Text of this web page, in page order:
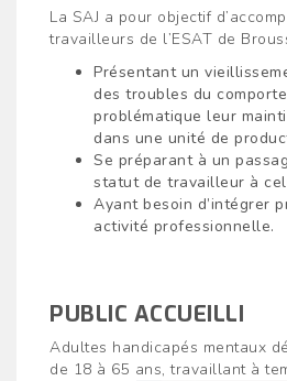
La SAJ a pour objectif
travailleurs de l’ESAT de
Présentant un
des troubles du
problématique leur
dans une unité de
Se préparant à un
statut de travailleur à
Ayant besoin d’intégrer
activité professionnelle.
PUBLIC ACCUEILLI
Adultes handicapés mentaux
de 18 à 65 ans, travaillant à